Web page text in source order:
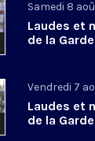
Samedi 8
Laudes et
de la
Vendredi 7
Laudes et
de la